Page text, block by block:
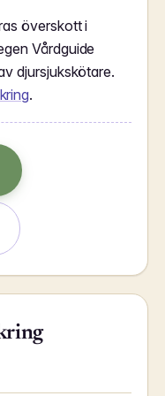
överskott i
Vårdguide
djursjukskötare.
.